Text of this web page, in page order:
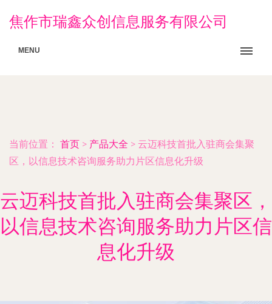
焦作市瑞鑫众创信息服务有限公司
MENU
当前位置： 首页 > 产品大全 > 云迈科技首批入驻商会集聚
区，以信息技术咨询服务助力片区信息化升级
云迈科技首批入驻商会集聚区，
以信息技术咨询服务助力片区信
息化升级